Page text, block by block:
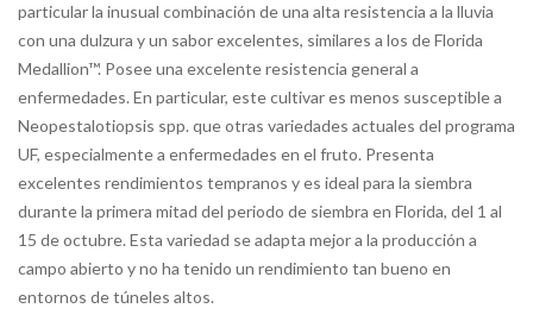
particular la inusual combinación de una alta resistencia a la lluvia
con una dulzura y un sabor excelentes, similares a los de Florida
Medallion™. Posee una excelente resistencia general a
enfermedades. En particular, este cultivar es menos susceptible a
Neopestalotiopsis spp. que otras variedades actuales del programa
UF, especialmente a enfermedades en el fruto. Presenta
excelentes rendimientos tempranos y es ideal para la siembra
durante la primera mitad del periodo de siembra en Florida, del 1 al
15 de octubre. Esta variedad se adapta mejor a la producción a
campo abierto y no ha tenido un rendimiento tan bueno en
entornos de túneles altos.